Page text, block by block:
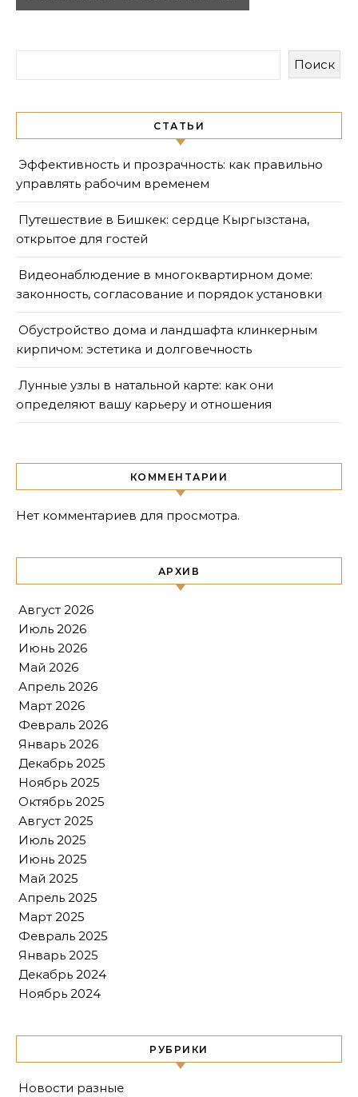
Поиск
СТАТЬИ
Эффективность и прозрачность: как правильно
управлять рабочим временем
Путешествие в Бишкек: сердце Кыргызстана,
открытое для гостей
Видеонаблюдение в многоквартирном доме:
законность, согласование и порядок установки
Обустройство дома и ландшафта клинкерным
кирпичом: эстетика и долговечность
Лунные узлы в натальной карте: как они
определяют вашу карьеру и отношения
КОММЕНТАРИИ
Нет комментариев для просмотра.
АРХИВ
Август 2026
Июль 2026
Июнь 2026
Май 2026
Апрель 2026
Март 2026
Февраль 2026
Январь 2026
Декабрь 2025
Ноябрь 2025
Октябрь 2025
Август 2025
Июль 2025
Июнь 2025
Май 2025
Апрель 2025
Март 2025
Февраль 2025
Январь 2025
Декабрь 2024
Ноябрь 2024
РУБРИКИ
Новости разные